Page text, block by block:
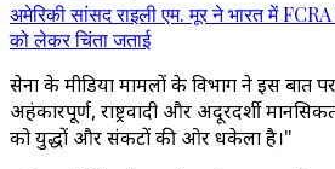
अमेरिकी सांसद राइली एम. मूर ने भारत में FCRA
को लेकर चिंता जताई
सेना के मीडिया मामलों के विभाग ने इस बात
अहंकारपूर्ण, राष्ट्रवादी और अदूरदर्शी
को युद्धों और संकटों की ओर धकेला है।"